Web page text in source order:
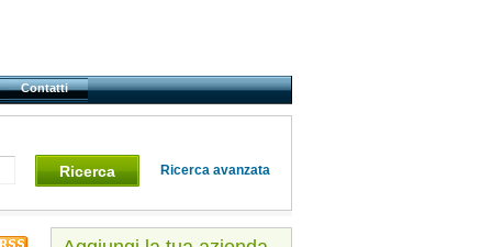
Contatti
Ricerca Ricerca avanzata